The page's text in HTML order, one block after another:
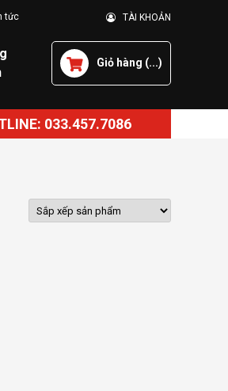
tức TÀI KHOẢN
Giỏ hàng (...)
033.457.7086